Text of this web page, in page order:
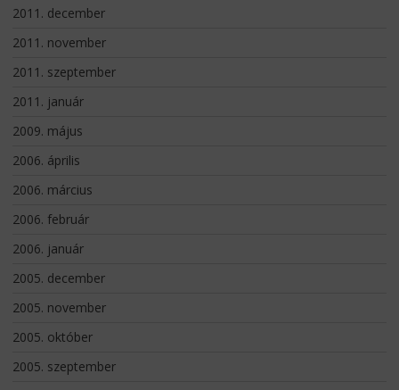
2011. december
2011. november
2011. szeptember
2011. január
2009. május
2006. április
2006. március
2006. február
2006. január
2005. december
2005. november
2005. október
2005. szeptember